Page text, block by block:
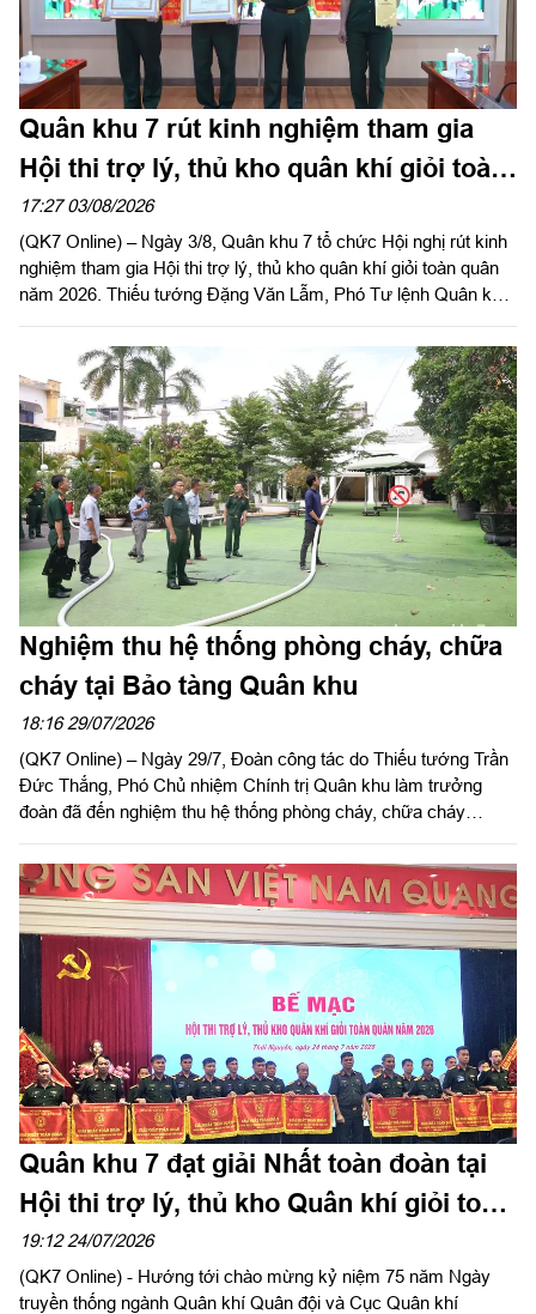
Quân khu 7 rút kinh nghiệm tham gia
Hội thi trợ lý, thủ kho quân khí giỏi toàn
quân năm 2026
17:27 03/08/2026
(QK7 Online) – Ngày 3/8, Quân khu 7 tổ chức Hội nghị rút kinh
nghiệm tham gia Hội thi trợ lý, thủ kho quân khí giỏi toàn quân
năm 2026. Thiếu tướng Đặng Văn Lẫm, Phó Tư lệnh Quân khu
Hậu cần – Kỹ thuật Quân khu chủ trì hội nghị.
Nghiệm thu hệ thống phòng cháy, chữa
cháy tại Bảo tàng Quân khu
18:16 29/07/2026
(QK7 Online) – Ngày 29/7, Đoàn công tác do Thiếu tướng Trần
Đức Thắng, Phó Chủ nhiệm Chính trị Quân khu làm trưởng
đoàn đã đến nghiệm thu hệ thống phòng cháy, chữa cháy
Quân khu 7 đạt giải Nhất toàn đoàn tại
Hội thi trợ lý, thủ kho Quân khí giỏi toàn
quân năm 2026
19:12 24/07/2026
(QK7 Online) - Hướng tới chào mừng kỷ niệm 75 năm Ngày
truyền thống ngành Quân khí Quân đội và Cục Quân khí